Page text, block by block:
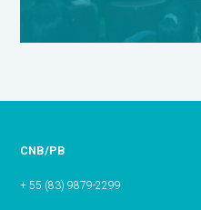
CNB/PB
+ 55 (83) 9879-2299